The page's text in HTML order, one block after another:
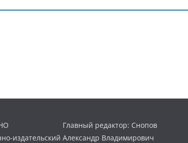
издательский
Главный редактор: Снопов
Александр Владимирович